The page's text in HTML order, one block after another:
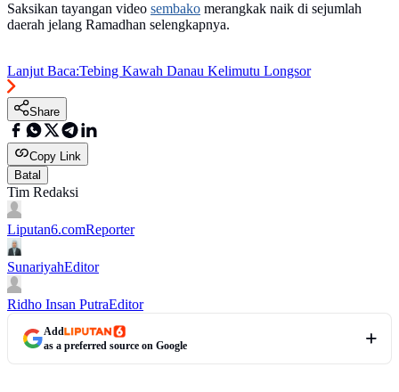
Saksikan tayangan video sembako merangkak naik di sejumlah
daerah jelang Ramadhan selengkapnya.
Lanjut Baca:Tebing Kawah Danau Kelimutu Longsor
Share
Copy Link
Batal
Tim Redaksi
Liputan6.comReporter
SunariyahEditor
Ridho Insan PutraEditor
Add
as a preferred source on Google